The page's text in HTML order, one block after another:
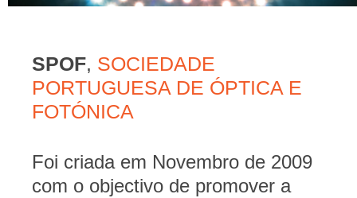
EVENTOS
NOTÍCIAS
LIGAÇÕES
SPOF, SOCIEDADE
PORTUGUESA DE ÓPTICA E
FOTÓNICA
Foi criada em Novembro de 2009
com o objectivo de promover a